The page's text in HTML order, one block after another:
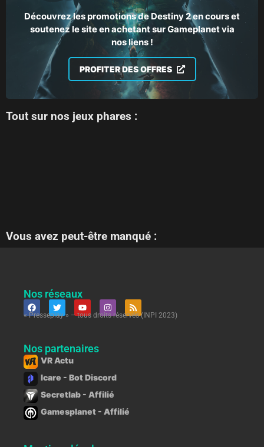
Découvrez les promotions de Destiny 2 en cours et
soutenez le site en achetant sur Gameplanet via
nos liens !
PROFITER DES OFFRES
Tout sur nos jeux phares :
Vous avez peut-être manqué :
Nos réseaux
« Presseplay » – tous droits réservés (INPI 2023)
Nos partenaires
VR Actu
Icare - Bot Discord
Secretlab - Affilié
Gamesplanet - Affilié